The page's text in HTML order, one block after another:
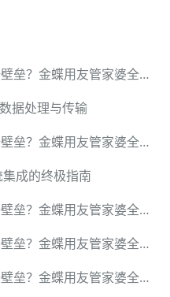
如何打通3000+经销商ERP数据壁垒？金蝶用友管家婆全兼容方案
据处理与传输
如何打通3000+经销商ERP数据壁垒？金蝶用友管家婆全兼容方案
成的终极指南
如何打通3000+经销商ERP数据壁垒？金蝶用友管家婆全兼容方案
如何打通3000+经销商ERP数据壁垒？金蝶用友管家婆全兼容方案
如何打通3000+经销商ERP数据壁垒？金蝶用友管家婆全兼容方案